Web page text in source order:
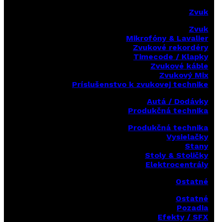
Zvuk
Zvuk
Mikrofóny & Lavalier
Zvukové rekordéry
Timecode / Klapky
Zvukové káble
Zvukový Mix
Príslušenstvo k zvukovej technike
Autá / Dodávky
Produkčná technika
Produkčná technika
Vysielačky
Stany
Stoly & Stoličky
Elektrocentrály
Ostatné
Ostatné
Pozadia
Efekty / SFX